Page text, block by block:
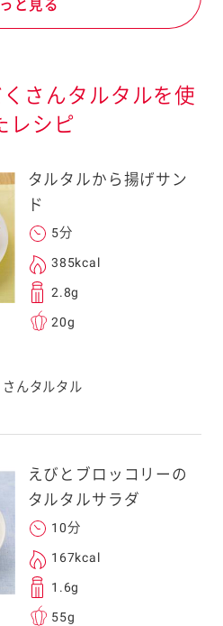
と見る
さんタルタルを使
レシピ
タルタルから揚げサン
ド
5分
385kcal
2.8g
20g
んタルタル
えびとブロッコリーの
タルタルサラダ
10分
167kcal
1.6g
55g